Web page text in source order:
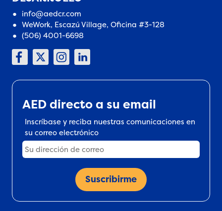
info@aedcr.com
WeWork, Escazú Village, Oficina #3-128
(506) 4001-6698
AED directo a su email
Inscríbase y reciba nuestras comunicaciones en
su correo electrónico